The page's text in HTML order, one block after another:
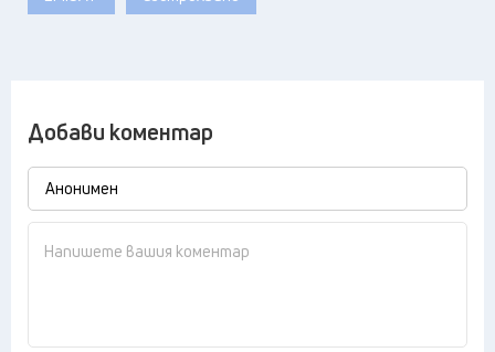
Добави коментар